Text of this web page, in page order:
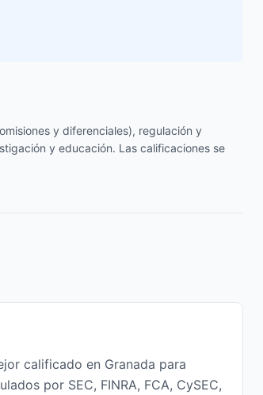
y diferenciales), regulación y
y educación. Las calificaciones se
calificado en Granada para
por SEC, FINRA, FCA, CySEC,